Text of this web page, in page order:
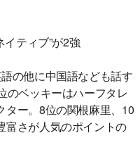
ティブ”が2強
の他に中国語なども話す
のベッキーはハーフタレ
ター。8位の関根麻里、10
富さが人気のポイントの